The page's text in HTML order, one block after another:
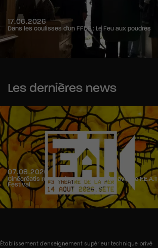
17.06.2026
Dans les coulisses d'un FFDE : Le Feu aux poudres
Les dernières news
07.08.2026
Cinécréatis renouvelle son partenariat avec le F.E.A.T
Festival
Établissement d'enseignement supérieur technique privé